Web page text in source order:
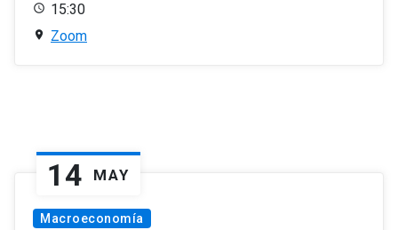
15:30
Zoom
14 MAY
Macroeconomía